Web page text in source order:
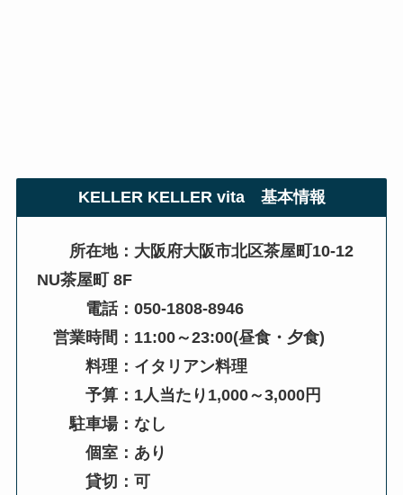
KELLER KELLER vita 基本情報
所在地：大阪府大阪市北区茶屋町10-12
NU茶屋町 8F
電話：050-1808-8946
営業時間：11:00～23:00(昼食・夕食)
料理：イタリアン料理
予算：1人当たり1,000～3,000円
駐車場：なし
個室：あり
貸切：可